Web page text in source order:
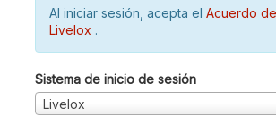
Al iniciar sesión, acepta el Acuerdo
Livelox .
Sistema de inicio de sesión
Livelox